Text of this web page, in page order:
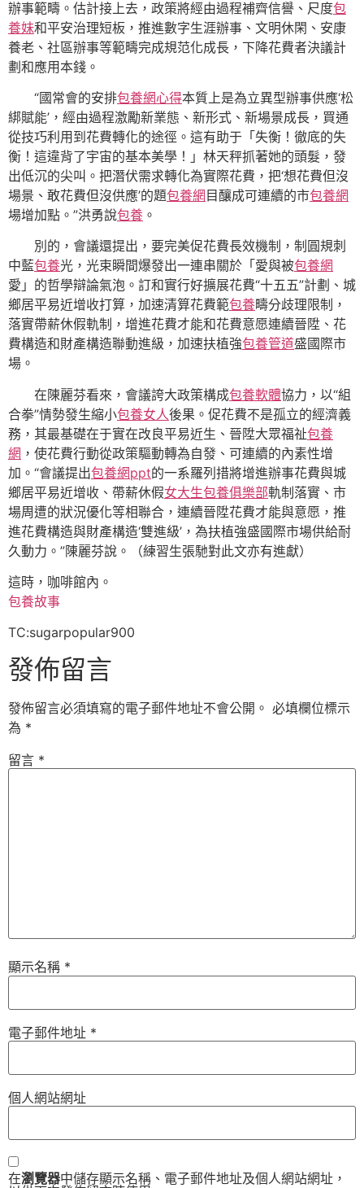
辦事範疇。估計接上去，政策將經由過程補齊信譽、尺度包
養妹和平安治理短板，推進數字生涯辦事、文明休閑、安康
養老、社區辦事等範疇完成規范化成長，下降花費者決議計
劃和應用本錢。
“國常會的安排包養網心得本質上是為立異型辦事供應‘松
綁賦能’，經由過程激勵新業態、新形式、新場景成長，買通
從技巧利用到花費轉化的途徑。這有助于「失衡！徹底的失
衡！這違背了宇宙的基本美學！」林天秤抓著她的頭髮，發
出低沉的尖叫。把潛伏需求轉化為實際花費，把‘想花費但沒
場景、敢花費但沒供應’的題包養網目釀成可連續的市包養網
場增加點。”洪勇說包養 。
別的，會議還提出，要完美促花費長效機制，制圓規刺
中藍包養光，光束瞬間爆發出一連串關於「愛與被包養網
愛」的哲學辯論氣泡。訂和實行好擴展花費“十五五”計劃、城
鄉居平易近增收打算，加速清算花費範包養疇分歧理限制，
落實帶薪休假軌制，增進花費才能和花費意愿連續晉陞、花
費構造和財產構造聯動進級，加速扶植強包養管道盛國際市
場。
在陳麗芬看來，會議誇大政策構成包養軟體協力，以“組
合拳”情勢發生縮小包養女人後果。促花費不是孤立的經濟義
務，其最基礎在于實在改良平易近生、晉陞大眾福祉包養
網 ，使花費行動從政策驅動轉為自發、可連續的內素性增
加。“會議提出包養網ppt的一系羅列措將增進辦事花費與城
鄉居平易近增收、帶薪休假女大生包養俱樂部軌制落實、市
場周遭的狀況優化等相聯合，連續晉陞花費才能與意愿，推
進花費構造與財產構造‘雙進級’，為扶植強盛國際市場供給耐
久動力。”陳麗芬說。（練習生張馳對此文亦有進獻）
這時，咖啡館內。
包養故事
TC:sugarpopular900
發佈留言
發佈留言必須填寫的電子郵件地址不會公開。 必填欄位標示
為 *
留言 *
顯示名稱 *
電子郵件地址 *
個人網站網址
在瀏覽器中儲存顯示名稱、電子郵件地址及個人網站網址，